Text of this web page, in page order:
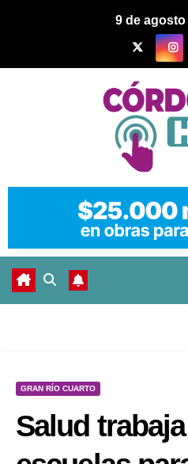
9 de agosto
GRAN RÍO CUARTO
Salud